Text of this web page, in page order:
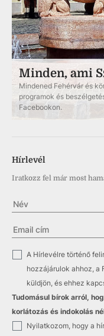
Minden, ami
Mindened Fehérvár és
programok és
Facebookon.
Hírlevél
Iratkozz fel már most
✓
A Hírlevélre történő
hozzájárulok ahhoz, a
küldjön, és ehhez
Tudomásul bírok arról,
korlátozás és indokolás
✓ Nyilatkozom, hogy a